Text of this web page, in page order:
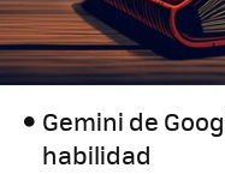
Gemini de
habilidad